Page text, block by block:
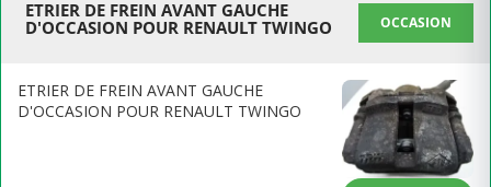
ETRIER DE FREIN AVANT GAUCHE
D'OCCASION POUR RENAULT TWINGO
OCCASION
ETRIER DE FREIN AVANT GAUCHE
D'OCCASION POUR RENAULT TWINGO